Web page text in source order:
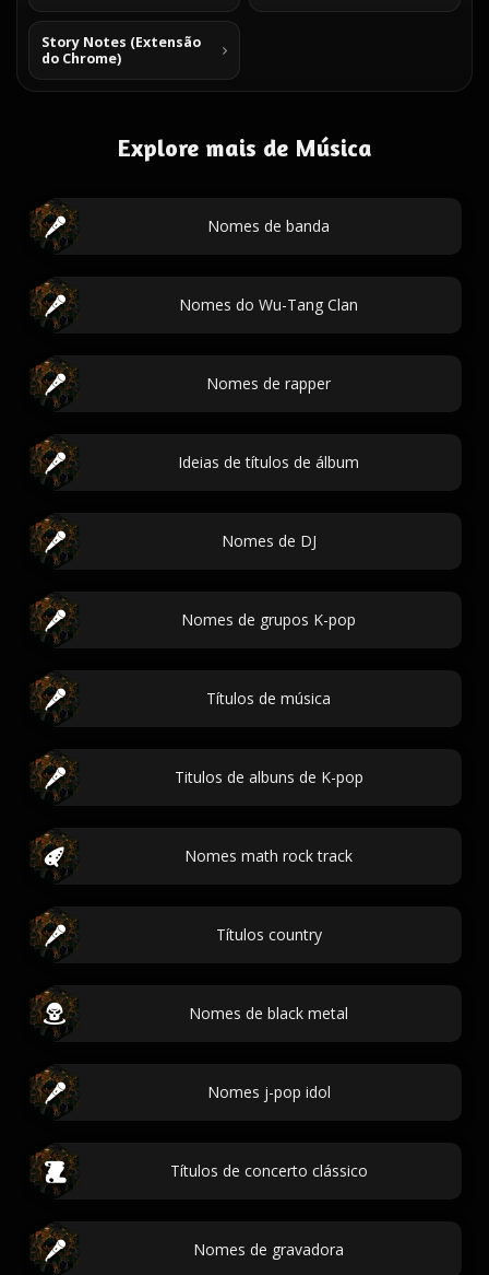
Story Notes (Extensão
do Chrome)
Explore mais de Música
Nomes de banda
Nomes do Wu-Tang Clan
Nomes de rapper
Ideias de títulos de álbum
Nomes de DJ
Nomes de grupos K-pop
Títulos de música
Titulos de albuns de K-pop
Nomes math rock track
Títulos country
Nomes de black metal
Nomes j-pop idol
Títulos de concerto clássico
Nomes de gravadora